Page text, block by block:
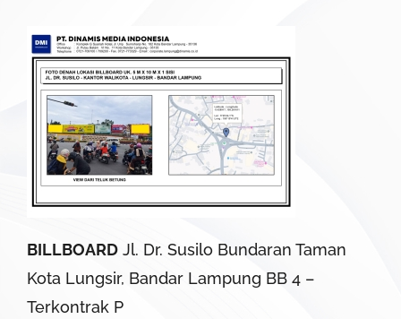
BILLBOARD Jl. Dr. Susilo Bundaran Taman
Kota Lungsir, Bandar Lampung BB 4 –
Terkontrak P